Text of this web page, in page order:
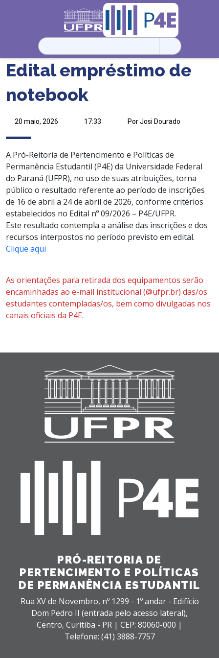
Pesquisar
por:
Edital empréstimo de
notebook
20 maio, 2026 17:33 Por Josi Dourado
A Pró-Reitoria de Pertencimento e Políticas de
Permanência Estudantil (P4E) da Universidade Federal
do Paraná (UFPR), no uso de suas atribuições, torna
público o resultado referente ao período de inscrições
de 16 de abril a 24 de abril de 2026, conforme critérios
estabelecidos no Edital nº 09/2026 – P4E/UFPR.
Este resultado contempla a análise das inscrições e dos
recursos interpostos no período previsto em edital.
Clique aqui
As orientações para retirada dos equipamentos serão
encaminhadas ao e-mail institucional (@ufpr.br) das/os
estudantes contempladas/os, bem como divulgadas nos
canais oficiais da P4E.
PRÓ-REITORIA DE
PERTENCIMENTO E POLÍTICAS
DE PERMANÊNCIA ESTUDANTIL
Rua XV de Novembro, nº 1299 - 1º andar - Edifício
Dom Pedro II (entrada pelo acesso lateral),
Centro, Curitiba - PR | CEP: 80060-000 |
Telefone: (41) 3888-7757